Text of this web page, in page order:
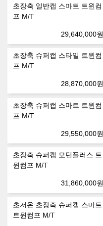
초장축 일반캡 스마트 트윈컴
프 M/T
29,640,000원
초장축 슈퍼캡 스타일 트윈컴
프 M/T
28,870,000원
초장축 슈퍼캡 스마트 트윈컴
프 M/T
29,550,000원
초장축 슈퍼캡 모던플러스 트
윈컴프 M/T
31,860,000원
초저온 초장축 슈퍼캡 스마트
트윈컴프 M/T